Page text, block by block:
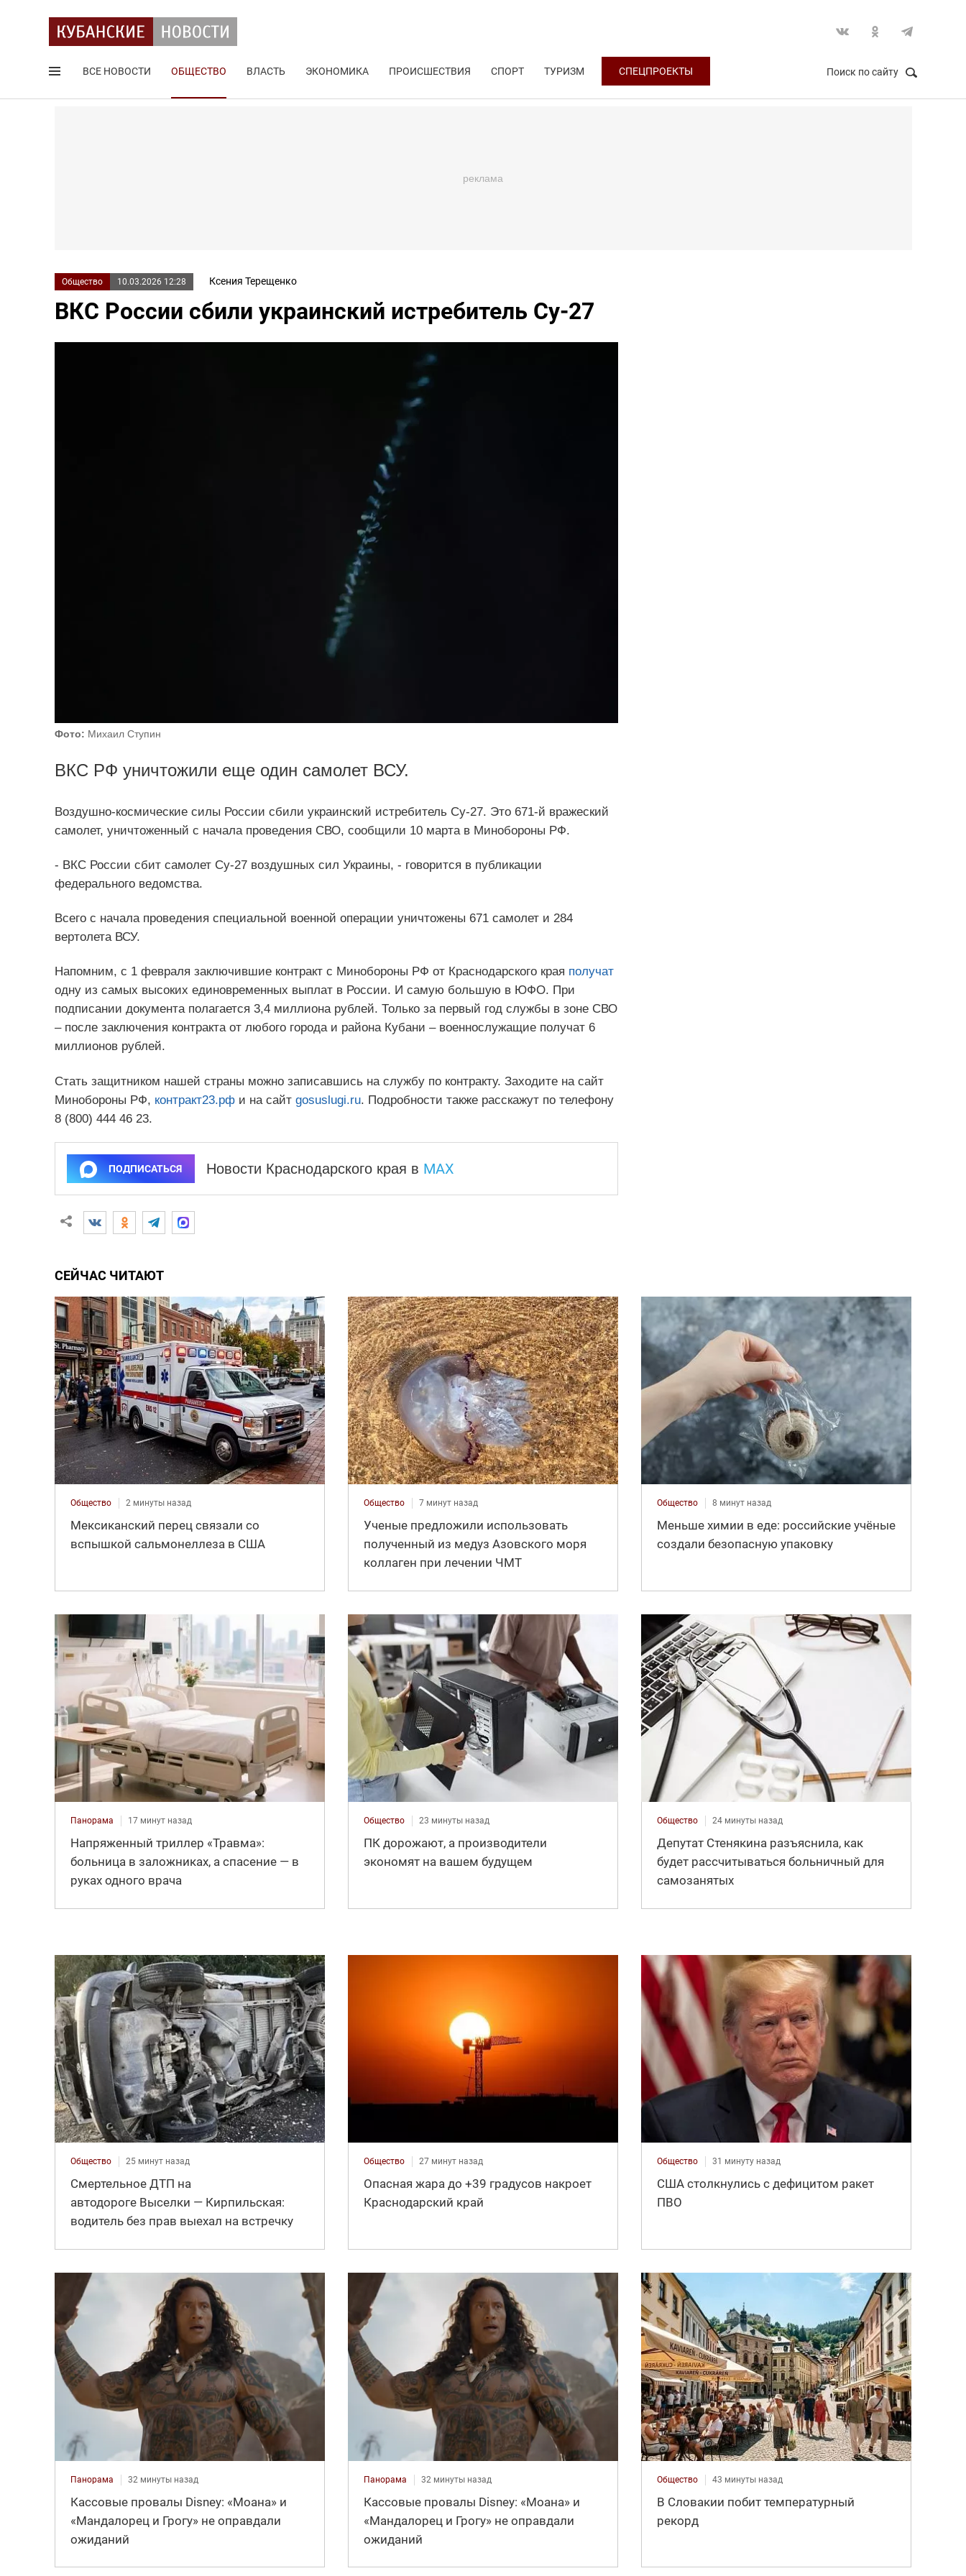
ВСЕ НОВОСТИ ОБЩЕСТВО ВЛАСТЬ ЭКОНОМИКА ПРОИСШЕСТВИЯ СПОРТ ТУРИЗМ СПЕЦПРОЕКТЫ Поиск по сайту
Общество 10.03.2026 12:28 Ксения Терещенко
ВКС России сбили украинский истребитель Су-27
Фото: Михаил Ступин
ВКС РФ уничтожили еще один самолет ВСУ.
Воздушно-космические силы России сбили украинский истребитель Су-27. Это 671-й вражеский
самолет, уничтоженный с начала проведения СВО, сообщили 10 марта в Минобороны РФ.
- ВКС России сбит самолет Су-27 воздушных сил Украины, - говорится в публикации
федерального ведомства.
Всего с начала проведения специальной военной операции уничтожены 671 самолет и 284
вертолета ВСУ.
Напомним, с 1 февраля заключившие контракт с Минобороны РФ от Краснодарского края получат
одну из самых высоких единовременных выплат в России. И самую большую в ЮФО. При
подписании документа полагается 3,4 миллиона рублей. Только за первый год службы в зоне СВО
– после заключения контракта от любого города и района Кубани – военнослужащие получат 6
миллионов рублей.
Стать защитником нашей страны можно записавшись на службу по контракту. Заходите на сайт
Минобороны РФ, контракт23.рфи на сайт gosuslugi.ru. Подробности также расскажут по телефону
8 (800) 444 46 23.
ПОДПИСАТЬСЯ Новости Краснодарского края в MAX
СЕЙЧАС ЧИТАЮТ
Общество 2 минуты назад
Мексиканский перец связали со
вспышкой сальмонеллеза в США
Общество 7 минут назад
Ученые предложили использовать
полученный из медуз Азовского моря
коллаген при лечении ЧМТ
Общество 8 минут назад
Меньше химии в еде: российские учёные
создали безопасную упаковку
Панорама 17 минут назад
Напряженный триллер «Травма»:
больница в заложниках, а спасение — в
руках одного врача
Общество 23 минуты назад
ПК дорожают, а производители
экономят на вашем будущем
Общество 24 минуты назад
Депутат Стенякина разъяснила, как
будет рассчитываться больничный для
самозанятых
Общество 25 минут назад
Смертельное ДТП на
автодороге Выселки — Кирпильская:
водитель без прав выехал на встречку
Общество 27 минут назад
Опасная жара до +39 градусов накроет
Краснодарский край
Общество 31 минуту назад
США столкнулись с дефицитом ракет
ПВО
Панорама 32 минуты назад
Кассовые провалы Disney: «Моана» и
«Мандалорец и Грогу» не оправдали
ожиданий
Панорама 32 минуты назад
Кассовые провалы Disney: «Моана» и
«Мандалорец и Грогу» не оправдали
ожиданий
Общество 43 минуты назад
В Словакии побит температурный
рекорд